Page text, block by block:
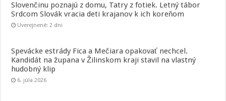
Slovenčinu poznajú z domu, Tatry z fotiek. Letný tábor
Srdcom Slovák vracia deti krajanov k ich koreňom
Uverejnené: 2 dni
Spevácke estrády Fica a Mečiara opakovať nechcel.
Kandidát na župana v Žilinskom kraji stavil na vlastný
hudobný klip
6. júla 2026